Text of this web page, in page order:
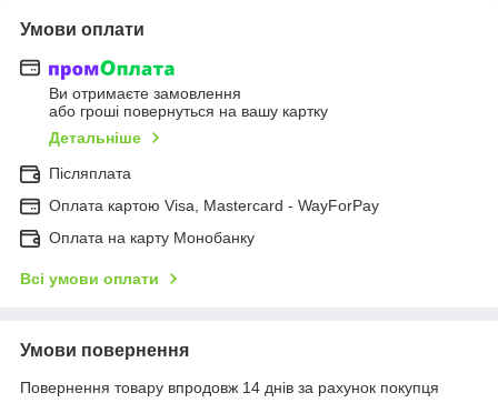
Умови оплати
Ви отримаєте замовлення
або гроші повернуться на вашу картку
Детальніше
Післяплата
Оплата картою Visa, Mastercard - WayForPay
Оплата на карту Монобанку
Всі умови оплати
Умови повернення
Повернення товару впродовж 14 днів за рахунок покупця